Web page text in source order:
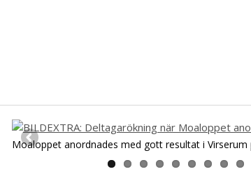
Moaloppet anordnades med gott resultat i